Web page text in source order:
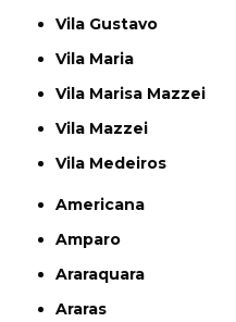
Vila Gustavo
Vila Maria
Vila Marisa Mazzei
Vila Mazzei
Vila Medeiros
Americana
Amparo
Araraquara
Araras